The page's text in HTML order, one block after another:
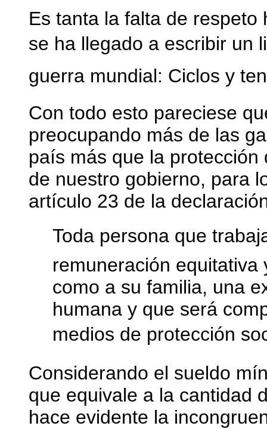
Es tanta la falta de
se ha llegado a escribir un
guerra mundial: Ciclos y
Con todo esto pareciese
preocupando más de las
país más que la
de nuestro gobierno, para
artículo 23 de la
Toda persona que
remuneración
como a su familia, una
humana y que será
medios de protección
Considerando el sueldo
que equivale a la cantidad
hace evidente la